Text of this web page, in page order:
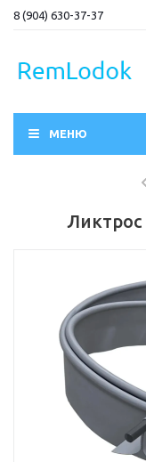
8 (904) 630-37-37
МЕНЮ